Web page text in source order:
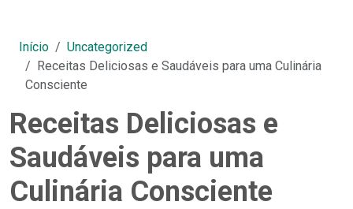
Início
Uncategorized
Receitas Deliciosas e Saudáveis para uma Culinária
Consciente
Receitas Deliciosas e
Saudáveis para uma
Culinária Consciente